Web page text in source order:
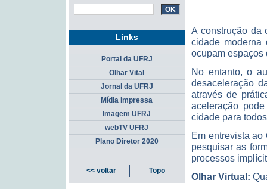
A construção da
cidade
ocupam espaços
No entanto, o
desaceleração
através de
aceleração
cidade para
Em entrevista
pesquisar as
processos
Olhar Virtual:
Links
Portal da UFRJ
Olhar Vital
Jornal da UFRJ
Mídia Impressa
Imagem UFRJ
webTV UFRJ
Plano Diretor 2020
<< voltar Topo